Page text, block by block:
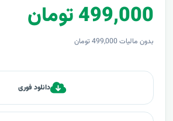
499,000 تومان
بدون مالیات 499,000 تومان
دانلود فوری